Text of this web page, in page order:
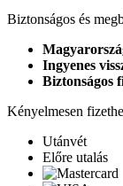
Biztonságos és
Ingyenes
Biztonságos
Kényelmesen
Utánvét
Előre utalás